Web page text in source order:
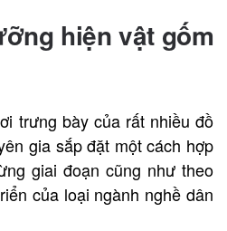
hiện vật gốm
trưng bày của rất nhiều đồ
gia sắp đặt một cách hợp
giai đoạn cũng như theo
của loại ngành nghề dân